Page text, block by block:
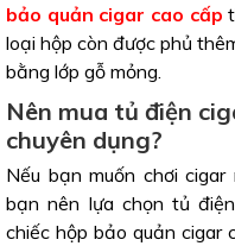
bảo quản cigar cao cấp
loại hộp còn được phủ
bằng lớp gỗ mỏng.
Nên mua tủ điện
chuyên dụng?
Nếu bạn muốn chơi
bạn nên lựa chọn tủ
chiếc hộp bảo quản cigar